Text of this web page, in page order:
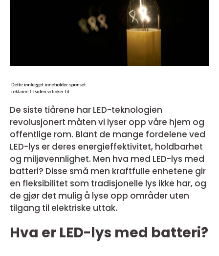
De siste tiårene har LED-teknologien
revolusjonert måten vi lyser opp våre hjem og
offentlige rom. Blant de mange fordelene ved
LED-lys er deres energieffektivitet, holdbarhet
og miljøvennlighet. Men hva med LED-lys med
batteri? Disse små men kraftfulle enhetene gir
en fleksibilitet som tradisjonelle lys ikke har, og
de gjør det mulig å lyse opp områder uten
tilgang til elektriske uttak.
Hva er LED-lys med batteri?